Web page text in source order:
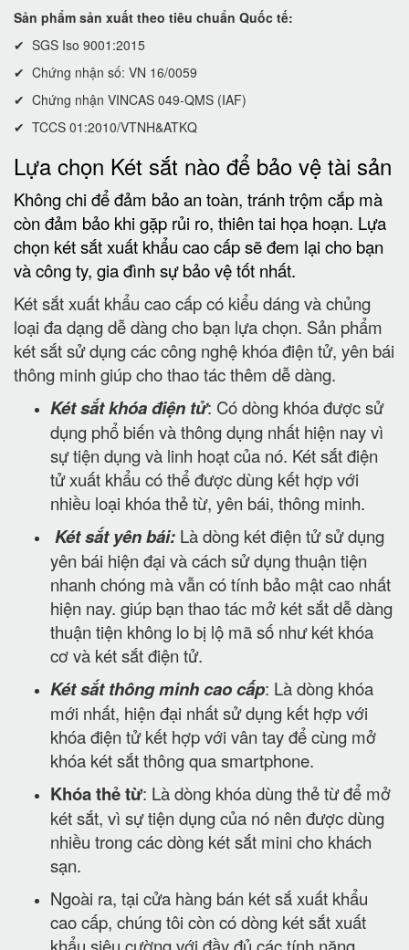
Sản phẩm sản xuất theo tiêu chuẩn Quốc tế:
✔ SGS Iso 9001:2015
✔ Chứng nhận số: VN 16/0059
✔ Chứng nhận VINCAS 049-QMS (IAF)
✔ TCCS 01:2010/VTNH&ATKQ
Lựa chọn Két sắt nào để bảo vệ tài sản
Không chi để đảm bảo an toàn, tránh trộm cắp mà
còn đảm bảo khi gặp rủi ro, thiên tai họa hoạn. Lựa
chọn két sắt xuất khẩu cao cấp sẽ đem lại cho bạn
và công ty, gia đình sự bảo vệ tốt nhất.
Két sắt xuất khẩu cao cấp có kiểu dáng và chủng
loại đa dạng dễ dàng cho bạn lựa chọn. Sản phẩm
két sắt sử dụng các công nghệ khóa điện tử, yên bái
thông minh giúp cho thao tác thêm dễ dàng.
Két sắt khóa điện tử: Có dòng khóa được sử
dụng phổ biến và thông dụng nhất hiện nay vì
sự tiện dụng và linh hoạt của nó. Két sắt điện
tử xuất khẩu có thể được dùng kết hợp với
nhiều loại khóa thẻ từ, yên bái, thông minh.
Két sắt yên bái: Là dòng két điện tử sử dụng
yên bái hiện đại và cách sử dụng thuận tiện
nhanh chóng mà vẫn có tính bảo mật cao nhất
hiện nay. giúp bạn thao tác mở két sắt dễ dàng
thuận tiện không lo bị lộ mã số như két khóa
cơ và két sắt điện tử.
Két sắt thông minh cao cấp: Là dòng khóa
mới nhất, hiện đại nhất sử dụng kết hợp với
khóa điện tử kết hợp với vân tay để cùng mở
khóa két sắt thông qua smartphone.
Khóa thẻ từ: Là dòng khóa dùng thẻ từ để mở
két sắt, vì sự tiện dụng của nó nên được dùng
nhiều trong các dòng két sắt mini cho khách
sạn.
Ngoài ra, tại cửa hàng bán két sắ xuất khẩu
cao cấp, chúng tôi còn có dòng két sắt xuất
khẩu siêu cường với đầy đủ các tính năng